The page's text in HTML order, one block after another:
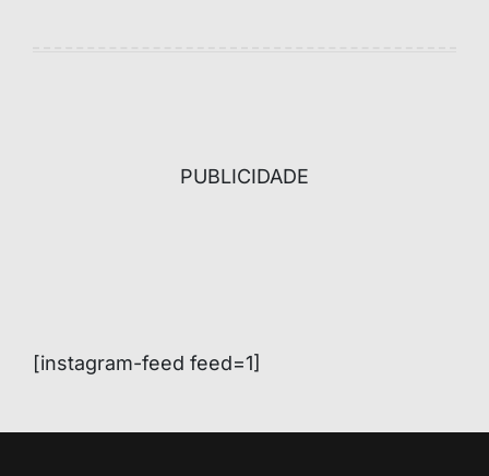
PUBLICIDADE
[instagram-feed feed=1]